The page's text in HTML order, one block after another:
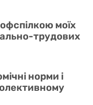
моїх
трудових
норми і